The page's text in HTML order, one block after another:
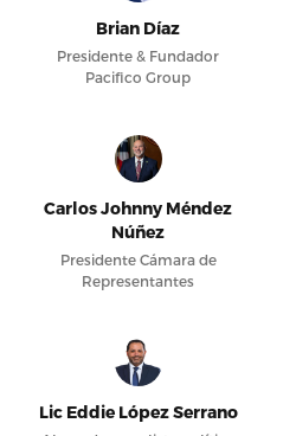
Brian Díaz
Presidente & Fundador
Pacifico Group
Carlos Johnny Méndez
Núñez
Presidente Cámara de
Representantes
Lic Eddie López Serrano